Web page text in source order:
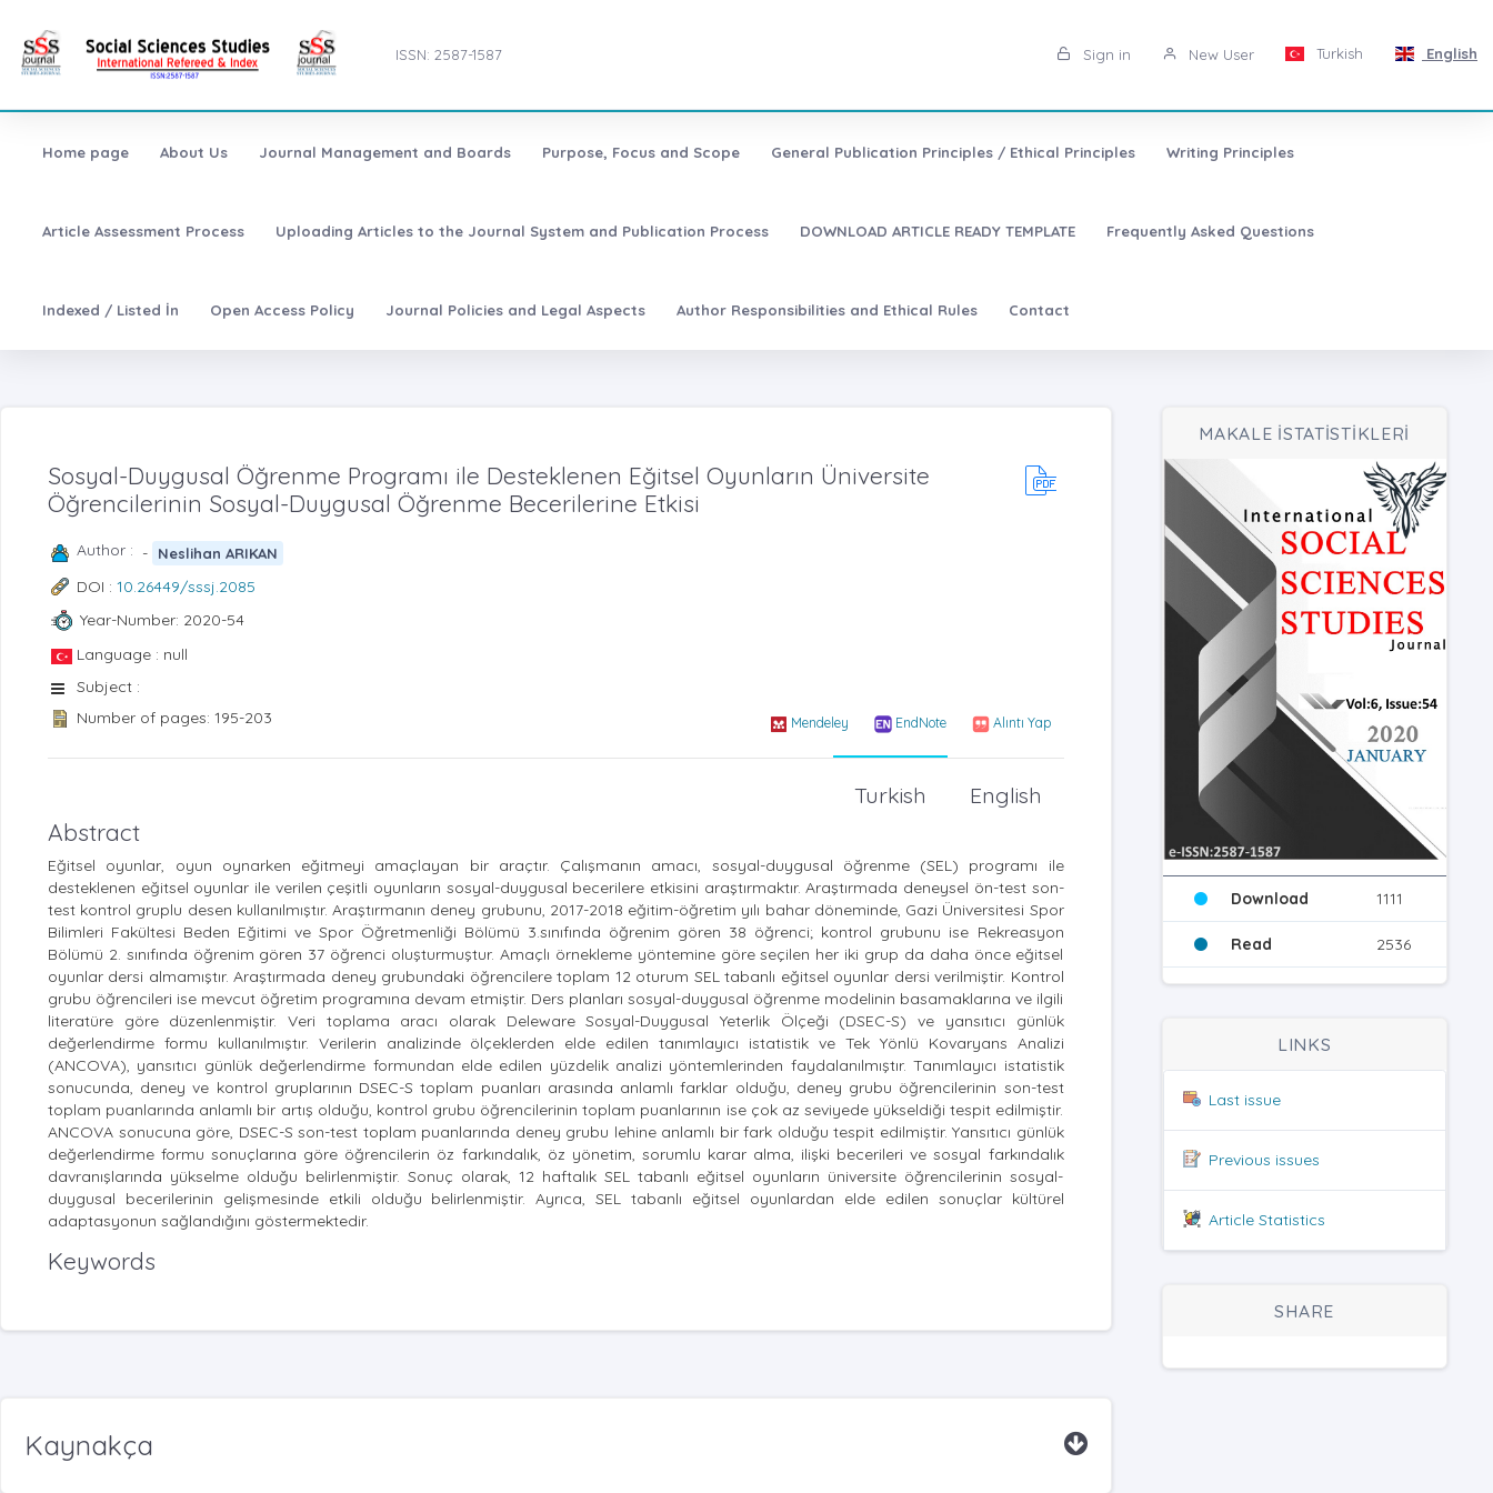
ISSN: 2587-1587 Sign in New User Turkish English
Home page About Us Journal Management and Boards Purpose, Focus and Scope General Publication Principles / Ethical Principles Writing Principles
Article Assessment Process Uploading Articles to the Journal System and Publication Process DOWNLOAD ARTICLE READY TEMPLATE Frequently Asked Questions
Indexed / Listed İn Open Access Policy Journal Policies and Legal Aspects Author Responsibilities and Ethical Rules Contact
Sosyal-Duygusal Öğrenme Programı ile Desteklenen Eğitsel Oyunların Üniversite
Öğrencilerinin Sosyal-Duygusal Öğrenme Becerilerine Etkisi
Author : - Neslihan ARIKAN
DOI : 10.26449/sssj.2085
Year-Number: 2020-54
Language : null
Subject :
Number of pages: 195-203
Mendeley EndNote Alıntı Yap
English
Turkish
Abstract
Eğitsel oyunlar, oyun oynarken eğitmeyi amaçlayan bir araçtır. Çalışmanın amacı, sosyal-duygusal öğrenme (SEL) programı ile
desteklenen eğitsel oyunlar ile verilen çeşitli oyunların sosyal-duygusal becerilere etkisini araştırmaktır. Araştırmada deneysel ön-test son-
test kontrol gruplu desen kullanılmıştır. Araştırmanın deney grubunu, 2017-2018 eğitim-öğretim yılı bahar döneminde, Gazi Üniversitesi Spor
Bilimleri Fakültesi Beden Eğitimi ve Spor Öğretmenliği Bölümü 3.sınıfında öğrenim gören 38 öğrenci; kontrol grubunu ise Rekreasyon
Bölümü 2. sınıfında öğrenim gören 37 öğrenci oluşturmuştur. Amaçlı örnekleme yöntemine göre seçilen her iki grup da daha önce eğitsel
oyunlar dersi almamıştır. Araştırmada deney grubundaki öğrencilere toplam 12 oturum SEL tabanlı eğitsel oyunlar dersi verilmiştir. Kontrol
grubu öğrencileri ise mevcut öğretim programına devam etmiştir. Ders planları sosyal-duygusal öğrenme modelinin basamaklarına ve ilgili
literatüre göre düzenlenmiştir. Veri toplama aracı olarak Deleware Sosyal-Duygusal Yeterlik Ölçeği (DSEC-S) ve yansıtıcı günlük
değerlendirme formu kullanılmıştır. Verilerin analizinde ölçeklerden elde edilen tanımlayıcı istatistik ve Tek Yönlü Kovaryans Analizi
(ANCOVA), yansıtıcı günlük değerlendirme formundan elde edilen yüzdelik analizi yöntemlerinden faydalanılmıştır. Tanımlayıcı istatistik
sonucunda, deney ve kontrol gruplarının DSEC-S toplam puanları arasında anlamlı farklar olduğu, deney grubu öğrencilerinin son-test
toplam puanlarında anlamlı bir artış olduğu, kontrol grubu öğrencilerinin toplam puanlarının ise çok az seviyede yükseldiği tespit edilmiştir.
ANCOVA sonucuna göre, DSEC-S son-test toplam puanlarında deney grubu lehine anlamlı bir fark olduğu tespit edilmiştir. Yansıtıcı günlük
değerlendirme formu sonuçlarına göre öğrencilerin öz farkındalık, öz yönetim, sorumlu karar alma, ilişki becerileri ve sosyal farkındalık
davranışlarında yükselme olduğu belirlenmiştir. Sonuç olarak, 12 haftalık SEL tabanlı eğitsel oyunların üniversite öğrencilerinin sosyal-
duygusal becerilerinin gelişmesinde etkili olduğu belirlenmiştir. Ayrıca, SEL tabanlı eğitsel oyunlardan elde edilen sonuçlar kültürel
adaptasyonun sağlandığını göstermektedir.
Keywords
Kaynakça
MAKALE İSTATİSTİKLERİ
Download 1111
Read 2536
LINKS
Last issue
Previous issues
Article Statistics
SHARE